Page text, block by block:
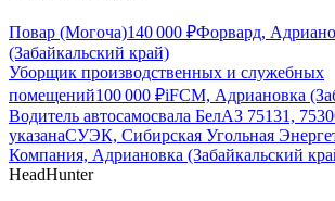
Повар (Могоча)140 000 ₽Форвард,
(Забайкальский край)
Уборщик производственных и служебных
помещений100 000 ₽iFCM, Адриановка
Водитель автосамосвала БелАЗ 75131,
указанаСУЭК, Сибирская Угольная
Компания, Адриановка (Забайкальский
HeadHunter